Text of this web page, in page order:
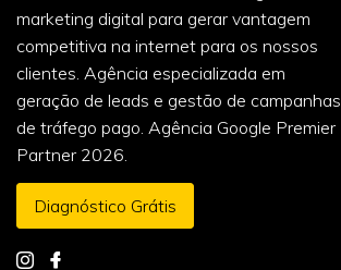
marketing digital para gerar vantagem
competitiva na internet para os nossos
clientes. Agência especializada em
geração de leads e gestão de campanhas
de tráfego pago. Agência Google Premier
Partner 2026.
Diagnóstico Grátis